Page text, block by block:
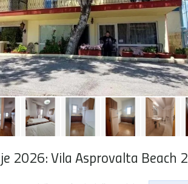
2026: Vila Asprovalta Beach 2